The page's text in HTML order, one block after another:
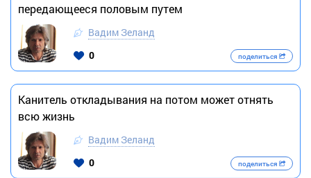
передающееся половым путем
Вадим Зеланд
0
поделиться
Канитель откладывания на потом может отнять
всю жизнь
Вадим Зеланд
0
поделиться